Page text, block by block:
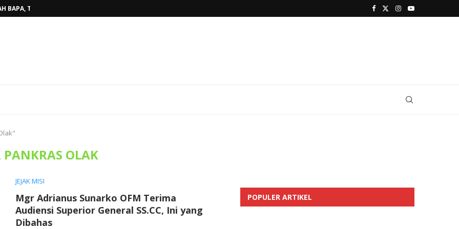
BAPA, TINGGALKAN...
PANKRAS OLAK
JEJAK MISI
Mgr Adrianus Sunarko OFM Terima
Audiensi Superior General SS.CC, Ini yang
Dibahas
POPULER ARTIKEL